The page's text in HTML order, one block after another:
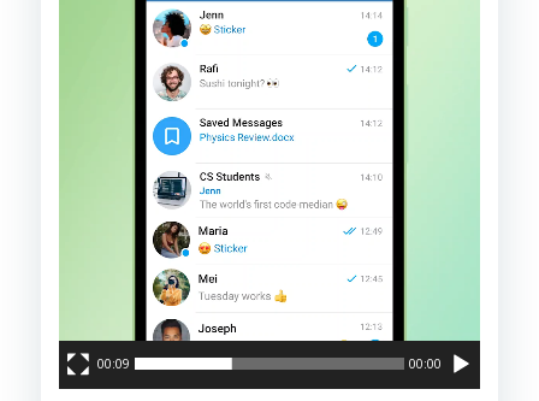
00:00
00:09